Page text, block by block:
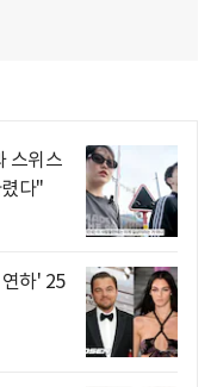
스위스
다"
하' 25